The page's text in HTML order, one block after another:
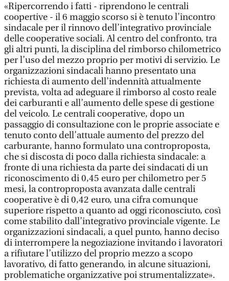
«Ripercorrendo i fatti - riprendono le centrali
coopertive - il 6 maggio scorso si è tenuto l’incontro
sindacale per il rinnovo dell’integrativo provinciale
delle cooperative sociali. Al centro del confronto, tra
gli altri punti, la disciplina del rimborso chilometrico
per l’uso del mezzo proprio per motivi di servizio. Le
organizzazioni sindacali hanno presentato una
richiesta di aumento dell’indennità attualmente
prevista, volta ad adeguare il rimborso al costo reale
dei carburanti e all’aumento delle spese di gestione
del veicolo. Le centrali cooperative, dopo un
passaggio di consultazione con le proprie associate e
tenuto conto dell’attuale aumento del prezzo del
carburante, hanno formulato una controproposta,
che si discosta di poco dalla richiesta sindacale: a
fronte di una richiesta da parte dei sindacati di un
riconoscimento di 0,45 euro per chilometro per 5
mesi, la controproposta avanzata dalle centrali
cooperative è di 0,42 euro, una cifra comunque
superiore rispetto a quanto ad oggi riconosciuto, così
come stabilito dall’integrativo provinciale vigente. Le
organizzazioni sindacali, a quel punto, hanno deciso
di interrompere la negoziazione invitando i lavoratori
a rifiutare l’utilizzo del proprio mezzo a scopo
lavorativo, di fatto generando, in alcune situazioni,
problematiche organizzative poi strumentalizzate».